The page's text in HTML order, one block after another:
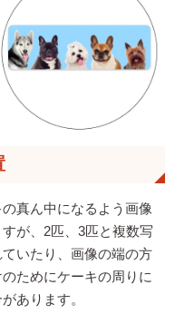
真ん中になるよう画像
が、2匹、3匹と複数写
いたり、画像の端の方
ためにケーキの周りに
あります。